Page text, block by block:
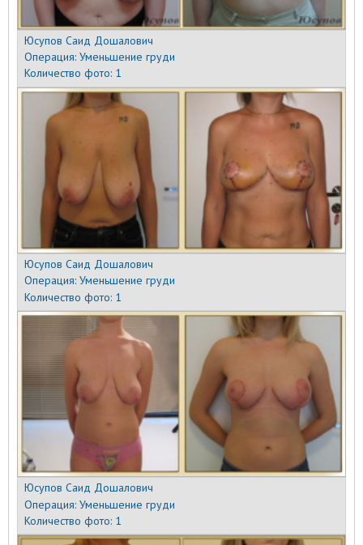
Юсупов Саид Дошалович
Операция:Уменьшение груди
Количество фото: 1
Юсупов Саид Дошалович
Операция:Уменьшение груди
Количество фото: 1
Юсупов Саид Дошалович
Операция:Уменьшение груди
Количество фото: 1